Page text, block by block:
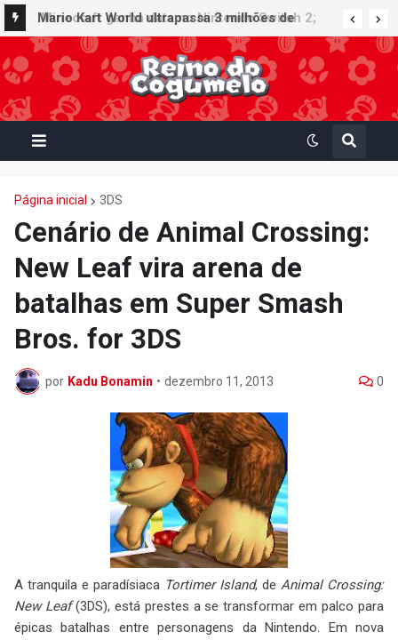
Mario Kart World ultrapassa 3 milhões de
unidades vendidas no Japão e figura no top 30
da Famitsu
Minecraft ganha data no Nintendo Switch 2;
Super Mario Mash-Up receberá atualização
gráfica exclusiva
Página inicial 3DS
Cenário de Animal Crossing:
New Leaf vira arena de
batalhas em Super Smash
Bros. for 3DS
por Kadu Bonamin • dezembro 11, 2013 0
A tranquila e paradísiaca Tortimer Island, de Animal Crossing:
New Leaf(3DS), está prestes a se transformar em palco para
épicas batalhas entre personagens da Nintendo. Em nova